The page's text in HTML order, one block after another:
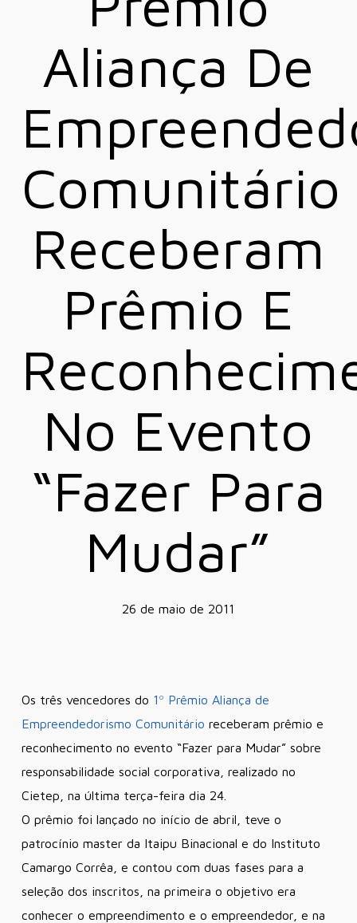
Aliança De
Comunitário
Receberam
Prêmio E
No Evento
“Fazer Para
Mudar”
26 de maio de 2011
Os três vencedores do 1º Prêmio Aliança de
Empreendedorismo Comunitário receberam prêmio e
reconhecimento no evento “Fazer para Mudar” sobre
responsabilidade social corporativa, realizado no
Cietep, na última terça-feira dia 24.
O prêmio foi lançado no início de abril, teve o
patrocínio master da Itaipu Binacional e do Instituto
Camargo Corrêa, e contou com duas fases para a
seleção dos inscritos, na primeira o objetivo era
conhecer o empreendimento e o empreendedor, e na